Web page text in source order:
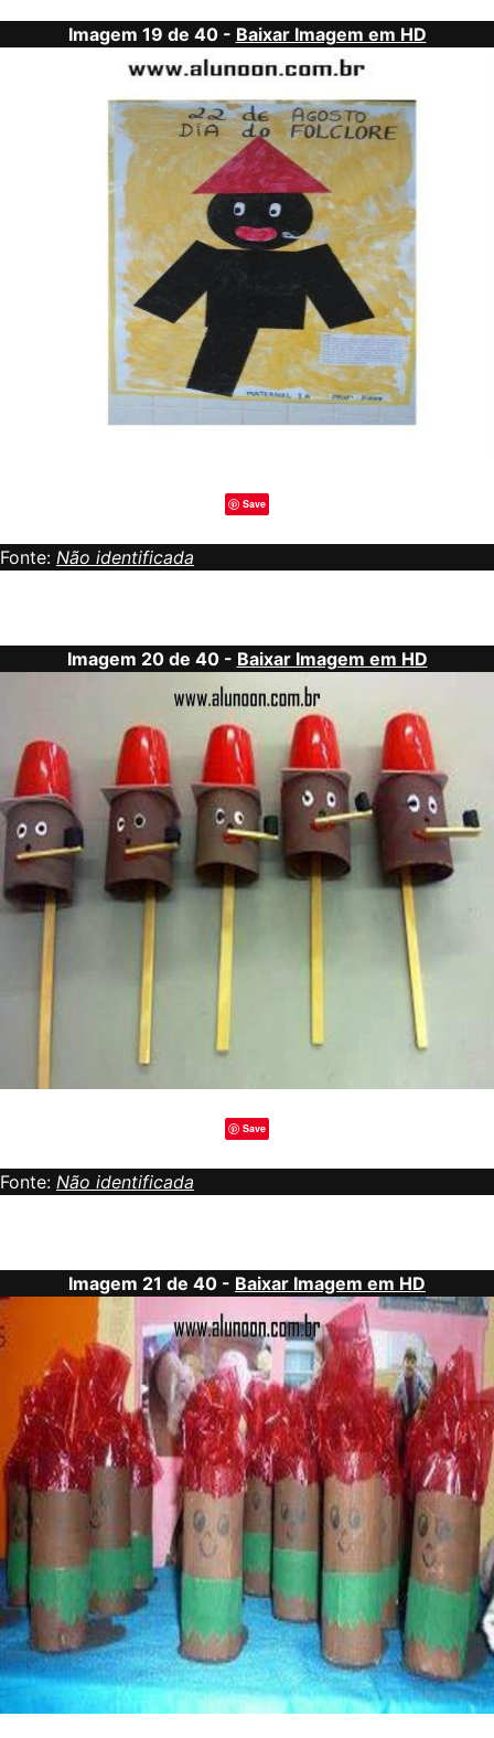
Imagem 19 de 40 - Baixar Imagem em HD
Save
Fonte: Não identificada
Imagem 20 de 40 - Baixar Imagem em HD
Save
Fonte: Não identificada
Imagem 21 de 40 - Baixar Imagem em HD